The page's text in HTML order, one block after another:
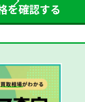
を確認する